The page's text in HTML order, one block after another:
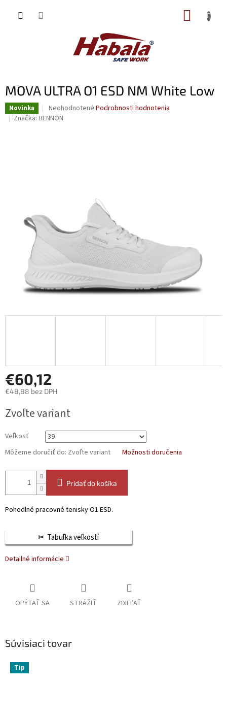
MOVA ULTRA O1 ESD NM White Low
Novinka
Priemerné
hodnotenie
Neohodnotené Podrobnosti hodnotenia
Značka: BENNON
€60,12
€48,88 bez DPH
cena:
Zvoľte variant
Veľkosť
Môžeme doručiť do: Zvoľte variant Možnosti doručenia
Pridať do košíka
Pohodlné pracovné tenisky O1 ESD.
Tabuľka veľkostí
Detailné informácie
OPÝTAŤ SA STRÁŽIŤ ZDIEĽAŤ
Súvisiaci tovar
Tip